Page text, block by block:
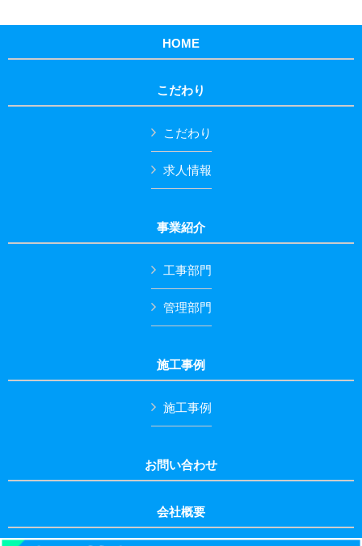
HOME
こだわり
こだわり
求人情報
事業紹介
工事部門
管理部門
施工事例
施工事例
お問い合わせ
会社概要